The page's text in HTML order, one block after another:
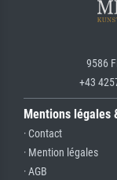
9586
+43
Mentions légales
· Contact
· Mention légales
· AGB